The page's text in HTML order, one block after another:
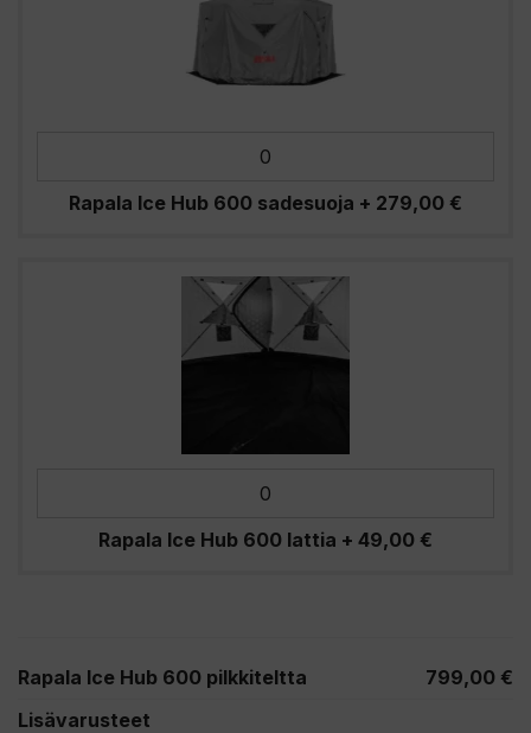
Rapala Ice Hub 600 sadesuoja + 279,00 €
Rapala Ice Hub 600 lattia + 49,00 €
Rapala Ice Hub 600 pilkkiteltta 799,00 €
Lisävarusteet